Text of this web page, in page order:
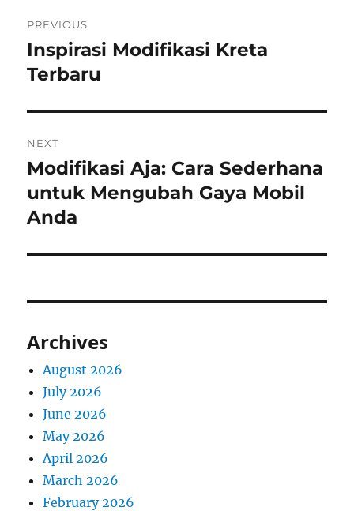
navigation
PREVIOUS
Previous
post:
Inspirasi Modifikasi Kreta
Terbaru
NEXT
Next
post:
Modifikasi Aja: Cara Sederhana
untuk Mengubah Gaya Mobil
Anda
Archives
August 2026
July 2026
June 2026
May 2026
April 2026
March 2026
February 2026